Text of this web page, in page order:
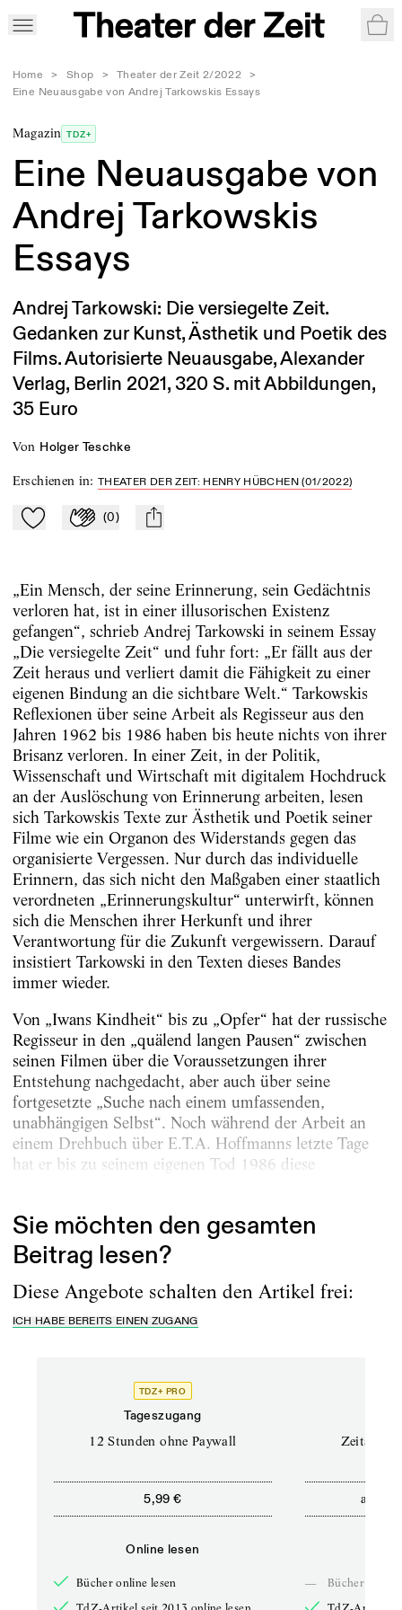
Home > Shop > Theater der Zeit 2/2022
>
Eine Neuausgabe von Andrej Tarkowskis Essays
Magazin TDZ+
Eine Neuausgabe von
Andrej Tarkowskis
Essays
Andrej Tarkowski: Die versiegelte Zeit.
Gedanken zur Kunst, Ästhetik und Poetik des
Films. Autorisierte Neuausgabe, Alexander
Verlag, Berlin 2021, 320 S. mit Abbildungen,
35 Euro
von Holger Teschke
Erschienen in:THEATER DER ZEIT: HENRY HÜBCHEN (01/2022)
Zu Mein-TdZ hinzufügen
Applaudieren
(0) mail
„Ein Mensch, der seine Erinnerung, sein Gedächtnis
verloren hat, ist in einer illusorischen Existenz
gefangen“, schrieb Andrej Tarkowski in seinem Essay
„Die versiegelte Zeit“ und fuhr fort: „Er fällt aus der
Zeit heraus und verliert damit die Fähigkeit zu einer
eigenen Bindung an die sichtbare Welt.“ Tarkowskis
Reflexionen über seine Arbeit als ­Regisseur aus den
Jahren 1962 bis 1986 haben bis heute nichts von ihrer
Brisanz verloren. In einer Zeit, in der Politik,
Wissenschaft und Wirtschaft mit digitalem Hochdruck
an der Auslöschung von Erinnerung arbeiten, lesen
sich Tarkowskis Texte zur ­Ästhetik und Poetik seiner
Filme wie ein ­Organon des Widerstands gegen das
organisierte Vergessen. Nur durch das individuelle
Erinnern, das sich nicht den Maßgaben einer staatlich
verordneten „Erinnerungskultur“ unterwirft, können
sich die Menschen ihrer Herkunft und ihrer
Verantwortung für die Zukunft vergewissern. Darauf
insistiert Tarkowski in den Texten dieses Bandes
immer wieder.
Von „Iwans Kindheit“ bis zu „Opfer“ hat der russische
Regisseur in den „quälend langen Pausen“ zwischen
seinen Filmen über die Voraussetzungen ihrer
Entstehung nachgedacht, aber auch über seine
fortgesetzte „Suche nach einem umfassenden,
unabhängigen Selbst“. Noch während der Arbeit an
einem Drehbuch über E.T.A. Hoffmanns letzte Tage
hat er bis zu seinem eigenen Tod 1986 diese
Sie möchten den gesamten
Beitrag lesen?
Diese Angebote schalten den Artikel frei:
ICH HABE BEREITS EINEN ZUGANG
TDZ+ PRO
Tageszugang
12 Stunden ohne Paywall
5,99 €
Online lesen
Bücher online lesen
ab
—
Bücher online